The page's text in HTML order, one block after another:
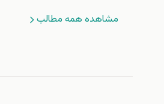
مشاهده همه مطالب